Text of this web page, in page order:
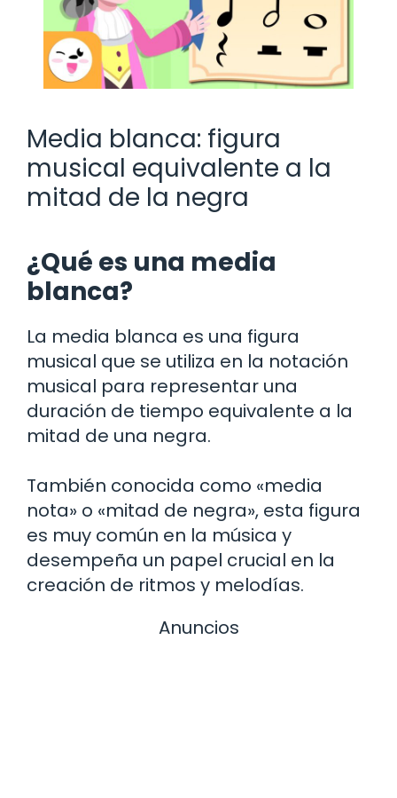
Media blanca: figura
musical equivalente a la
mitad de la negra
¿Qué es una media
blanca?
La media blanca es una figura
musical que se utiliza en la notación
musical para representar una
duración de tiempo equivalente a la
mitad de una negra.
También conocida como «media
nota» o «mitad de negra», esta figura
es muy común en la música y
desempeña un papel crucial en la
creación de ritmos y melodías.
Anuncios